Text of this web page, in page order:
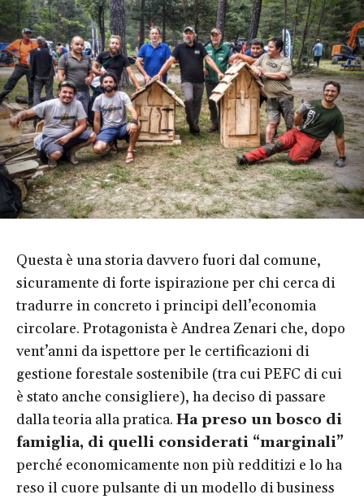
Questa è una storia davvero fuori dal comune,
sicuramente di forte ispirazione per chi cerca di
tradurre in concreto i principi dell’economia
circolare. Protagonista è Andrea Zenari che, dopo
vent’anni da ispettore per le certificazioni di
gestione forestale sostenibile (tra cui PEFC di cui
è stato anche consigliere), ha deciso di passare
dalla teoria alla pratica. Ha preso un bosco di
famiglia, di quelli considerati “marginali”
perché economicamente non più redditizi e lo ha
reso il cuore pulsante di un modello di business